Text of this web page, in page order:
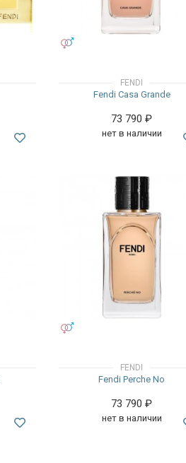
FENDI
Fendi Casa Grande
73 790₽
нет в наличии
FENDI
Fendi Perche No
73 790₽
нет в наличии